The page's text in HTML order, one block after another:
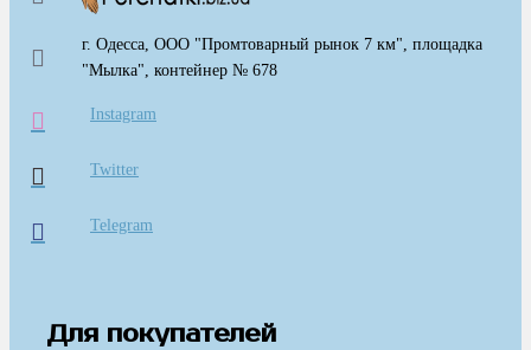
г. Одесса, ООО "Промтоварный рынок 7 км", площадка
"Мылка", контейнер № 678
Instagram
Twitter
Telegram
Для покупателей